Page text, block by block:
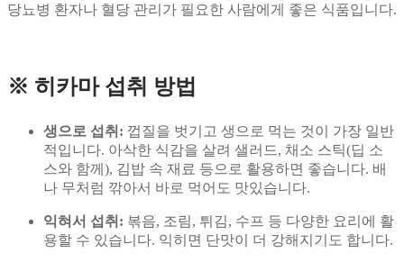
당뇨병 환자나 혈당 관리가 필요한 사람에게 좋은 식품입니다.
※ 히카마 섭취 방법
생으로 섭취: 껍질을 벗기고 생으로 먹는 것이 가장 일반
적입니다. 아삭한 식감을 살려 샐러드, 채소 스틱(딥 소
스와 함께), 김밥 속 재료 등으로 활용하면 좋습니다. 배
나 무처럼 깎아서 바로 먹어도 맛있습니다.
익혀서 섭취: 볶음, 조림, 튀김, 수프 등 다양한 요리에 활
용할 수 있습니다. 익히면 단맛이 더 강해지기도 합니다.